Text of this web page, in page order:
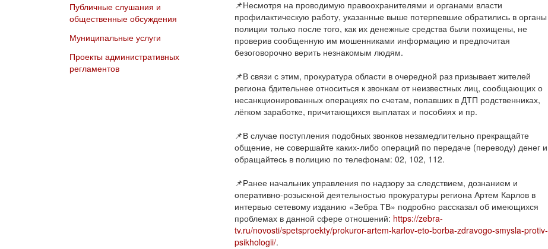
📌Несмотря на проводимую правоохранителями и органами власти
профилактическую работу, указанные выше потерпевшие обратились в органы
полиции только после того, как их денежные средства были похищены, не
проверив сообщенную им мошенниками информацию и предпочитая
безоговорочно верить незнакомым людям.
📌В связи с этим, прокуратура области в очередной раз призывает жителей
региона бдительнее относиться к звонкам от неизвестных лиц, сообщающих о
несанкционированных операциях по счетам, попавших в ДТП родственниках,
лёгком заработке, причитающихся выплатах и пособиях и пр.
📌В случае поступления подобных звонков незамедлительно прекращайте
общение, не совершайте каких-либо операций по передаче (переводу) денег и
обращайтесь в полицию по телефонам: 02, 102, 112.
📌Ранее начальник управления по надзору за следствием, дознанием и
оперативно-розыскной деятельностью прокуратуры региона Артем Карлов в
интервью сетевому изданию «Зебра ТВ» подробно рассказал об имеющихся
проблемах в данной сфере отношений: https://zebra-
tv.ru/novosti/spetsproekty/prokuror-artem-karlov-eto-borba-zdravogo-smysla-protiv-
psikhologii/.
Публичные слушания и
общественные обсуждения
Муниципальные услуги
Проекты административных
регламентов